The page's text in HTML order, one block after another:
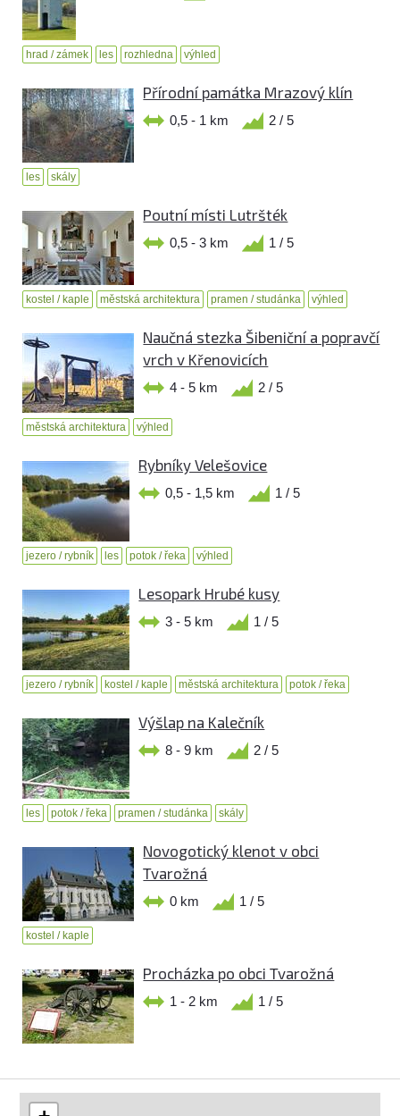
hrad / zámek les rozhledna výhled
Přírodní památka Mrazový klín
0,5 - 1 km 2 / 5
les skály
Poutní místi Lutršték
0,5 - 3 km 1 / 5
kostel / kaple městská architektura pramen / studánka výhled
Naučná stezka Šibeniční a popravčí
vrch v Křenovicích
4 - 5 km 2 / 5
městská architektura výhled
Rybníky Velešovice
0,5 - 1,5 km 1 / 5
jezero / rybník les potok / řeka výhled
Lesopark Hrubé kusy
3 - 5 km 1 / 5
jezero / rybník kostel / kaple městská architektura potok / řeka
Výšlap na Kalečník
8 - 9 km 2 / 5
les potok / řeka pramen / studánka skály
Novogotický klenot v obci
Tvarožná
0 km 1 / 5
kostel / kaple
Procházka po obci Tvarožná
1 - 2 km 1 / 5